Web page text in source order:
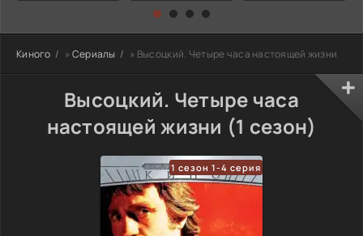
Киного » Сериалы » Высоцкий. Четыре часа настоящей жизни
Высоцкий. Четыре часа
настоящей жизни (1 сезон)
1 сезон 1-4 серия